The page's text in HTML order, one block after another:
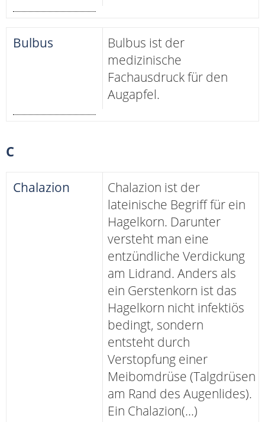
Bulbus
Bulbus ist der
medizinische
Fachausdruck für den
Augapfel.
C
Chalazion
Chalazion ist der
lateinische Begriff für ein
Hagelkorn. Darunter
versteht man eine
entzündliche Verdickung
am Lidrand. Anders als
ein Gerstenkorn ist das
Hagelkorn nicht infektiös
bedingt, sondern
entsteht durch
Verstopfung einer
Meibomdrüse (Talgdrüsen
am Rand des Augenlides).
Ein Chalazion(...)